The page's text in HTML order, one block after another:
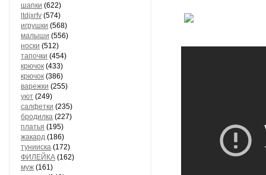
шапки (622)
ltdjxrfv (574)
игрушки (568)
малыши (556)
носки (512)
тапочки (454)
крючок (433)
крючок (386)
варежки (255)
уют (249)
салфетки (235)
бродилка (227)
платья (195)
жакард (186)
тунииска (172)
ФИЛЕЙКА (162)
муж (161)